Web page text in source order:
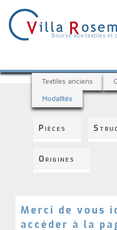
contenu
principal
l
l
a
R
o
e
n
e
Bourse aux textiles et
r
t
Textiles anciens
Modalités
Pièces
Origines
Merci de vous
accéder à la